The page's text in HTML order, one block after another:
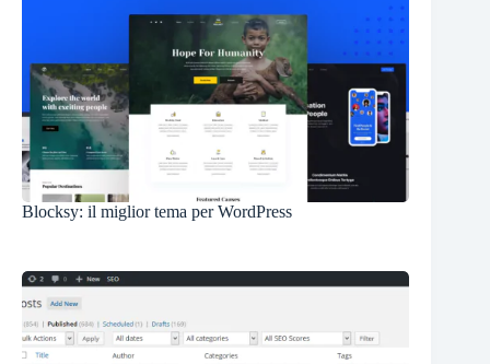
Blocksy: il miglior tema per WordPress